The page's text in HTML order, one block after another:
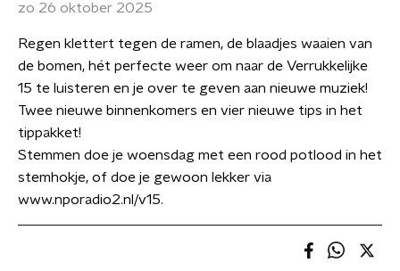
zo 26 oktober 2025
Regen klettert tegen de ramen, de blaadjes waaien van
de bomen, hét perfecte weer om naar de Verrukkelijke
15 te luisteren en je over te geven aan nieuwe muziek!
Twee nieuwe binnenkomers en vier nieuwe tips in het
tippakket!
Stemmen doe je woensdag met een rood potlood in het
stemhokje, of doe je gewoon lekker via
www.nporadio2.nl/v15.